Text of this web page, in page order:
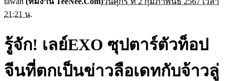
21:21 น.
รู้จัก! เลย์EXO ซุปตาร์ตัวท็อป
จีนที่ตกเป็นข่าวลือเดทกับจ้าวลู่